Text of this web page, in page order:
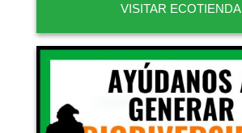
VISITAR ECOTIENDA